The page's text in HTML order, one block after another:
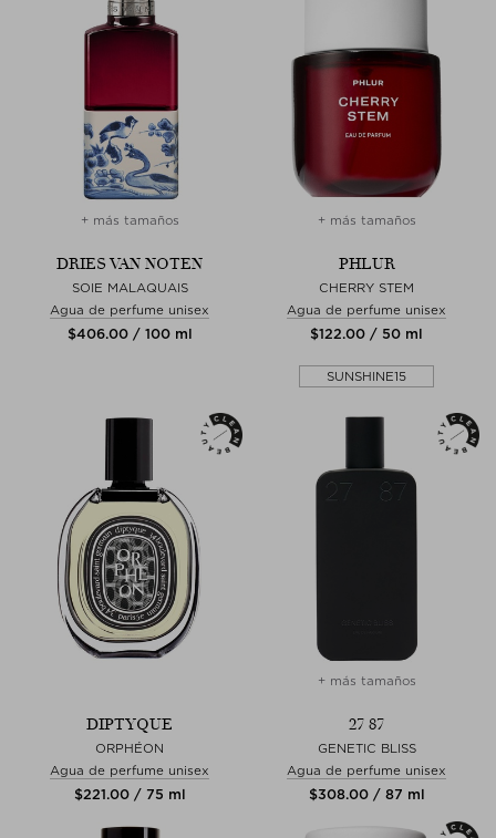
+ más tamaños
DRIES VAN NOTEN
SOIE MALAQUAIS
Agua de perfume unisex
$‌406.00 / 100 ml
+ más tamaños
PHLUR
CHERRY STEM
Agua de perfume unisex
$‌122.00 / 50 ml
SUNSHINE15
DIPTYQUE
ORPHÉON
Agua de perfume unisex
$‌221.00 / 75 ml
+ más tamaños
27 87
GENETIC BLISS
Agua de perfume unisex
$‌308.00 / 87 ml